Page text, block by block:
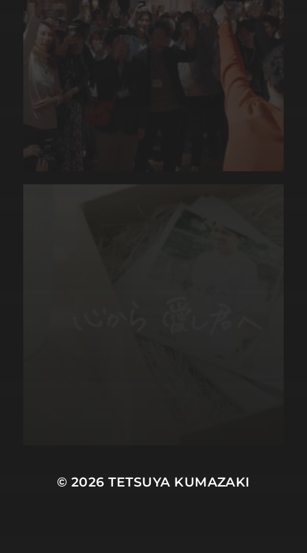
© 2026TETSUYA KUMAZAKI